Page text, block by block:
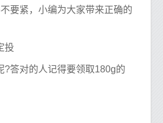
要紧，小编为大家带来正确的
投
?答对的人记得要领取180g的